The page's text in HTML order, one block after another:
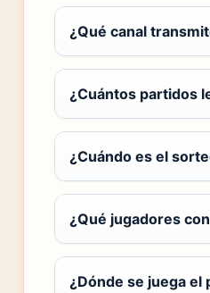
¿Qué canal
¿Cuántos partidos
¿Cuándo es el
¿Qué jugadores
¿Dónde se juega el